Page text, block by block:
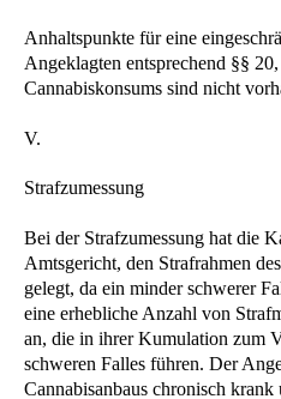
Anhaltspunkte für eine
Angeklagten entsprechend §§
Cannabiskonsums sind nicht
V.
Strafzumessung
Bei der Strafzumessung hat die
Amtsgericht, den Strafrahmen
gelegt, da ein minder schwerer
eine erhebliche Anzahl von
an, die in ihrer Kumulation zum
schweren Falles führen. Der
Cannabisanbaus chronisch